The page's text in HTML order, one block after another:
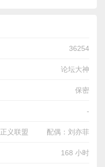
36254
论坛大神
保密
-
正义联盟 配偶：刘亦菲
168 小时